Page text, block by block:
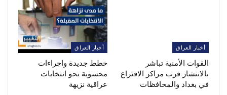
أخبار العراق
القوات الأمنية تباشر
بالانتشار قرب مراكز الاقتراع
في بغداد والمحافظات
أخبار العراق
خطط جديدة واجراءات
محسوبة نحو انتخابات
عراقية نزيهة